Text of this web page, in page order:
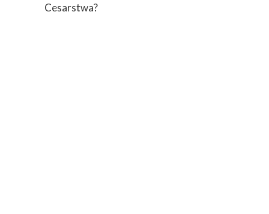
Cesarstwa?